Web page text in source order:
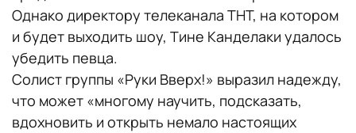
Однако директору телеканала ТНТ, на котором
и будет выходить шоу, Тине Канделаки удалось
убедить певца.
Солист группы «Руки Вверх!» выразил надежду,
что может «многому научить, подсказать,
вдохновить и открыть немало настоящих